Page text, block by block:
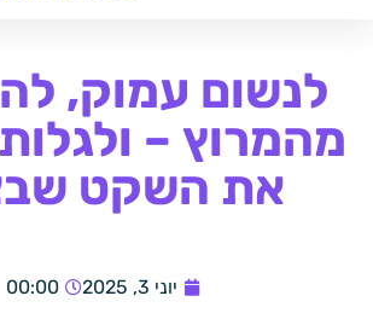
לנשום עמוק,
מהמרוץ –
את השקט
יוני 3, 2025 00:00